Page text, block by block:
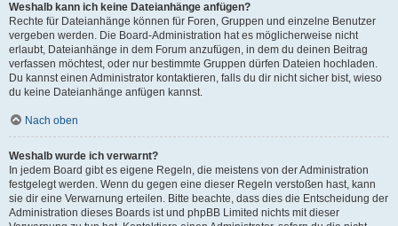
Weshalb kann ich keine Dateianhänge anfügen?
Rechte für Dateianhänge können für Foren, Gruppen und einzelne Benutzer
vergeben werden. Die Board-Administration hat es möglicherweise nicht
erlaubt, Dateianhänge in dem Forum anzufügen, in dem du deinen Beitrag
verfassen möchtest, oder nur bestimmte Gruppen dürfen Dateien hochladen.
Du kannst einen Administrator kontaktieren, falls du dir nicht sicher bist, wieso
du keine Dateianhänge anfügen kannst.
Nach oben
Weshalb wurde ich verwarnt?
In jedem Board gibt es eigene Regeln, die meistens von der Administration
festgelegt werden. Wenn du gegen eine dieser Regeln verstoßen hast, kann
sie dir eine Verwarnung erteilen. Bitte beachte, dass dies die Entscheidung der
Administration dieses Boards ist und phpBB Limited nichts mit dieser